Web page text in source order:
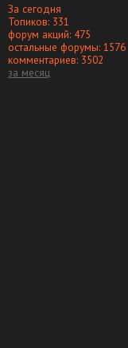
За сегодня
Топиков: 331
форум акций: 475
остальные форумы: 1576
комментариев: 3502
за месяц